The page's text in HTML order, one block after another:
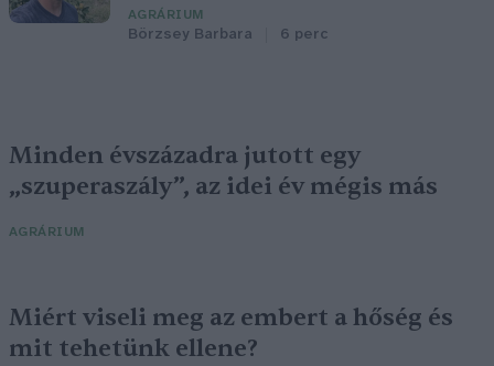
AGRÁRIUM
Börzsey Barbara 6 perc
Minden évszázadra jutott egy
„szuperaszály”, az idei év mégis más
AGRÁRIUM
Miért viseli meg az embert a hőség és
mit tehetünk ellene?